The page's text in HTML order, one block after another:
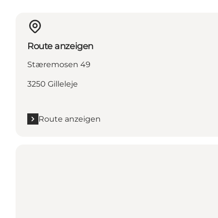
Route anzeigen
Stæremosen 49
3250 Gilleleje
Route anzeigen